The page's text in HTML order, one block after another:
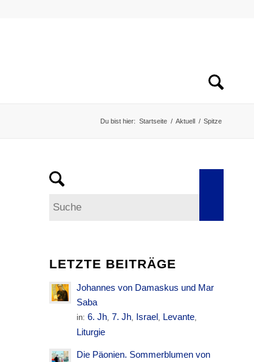
Du bist hier: Startseite / Aktuell / Spitze
LETZTE BEITRÄGE
Johannes von Damaskus und Mar
Saba
in:6. Jh, 7. Jh, Israel, Levante,
Liturgie
Die Päonien. Sommerblumen von